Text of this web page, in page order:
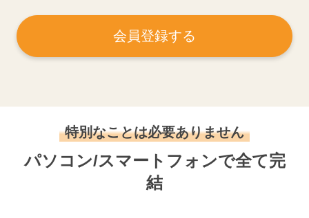
会員登録する
特別なことは必要ありません
パソコン/スマートフォンで全て完
結